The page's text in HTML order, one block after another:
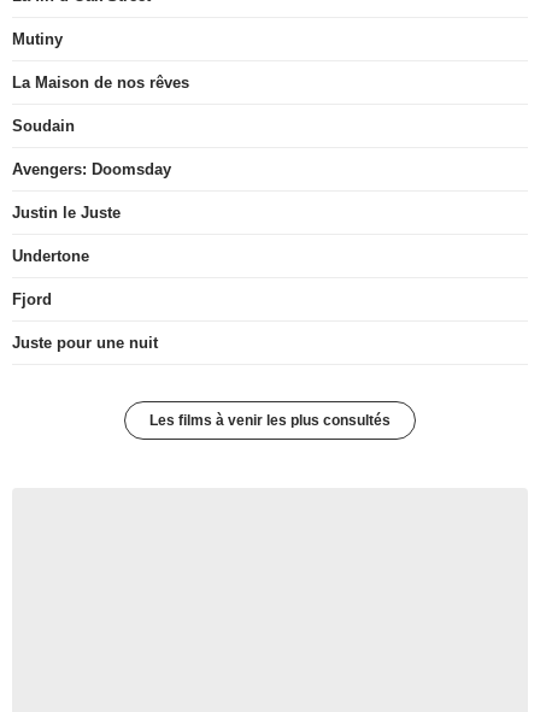
Mutiny
La Maison de nos rêves
Soudain
Avengers: Doomsday
Justin le Juste
Undertone
Fjord
Juste pour une nuit
Les films à venir les plus consultés